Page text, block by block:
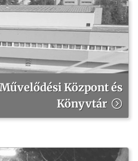
Központ és
Könyvtár